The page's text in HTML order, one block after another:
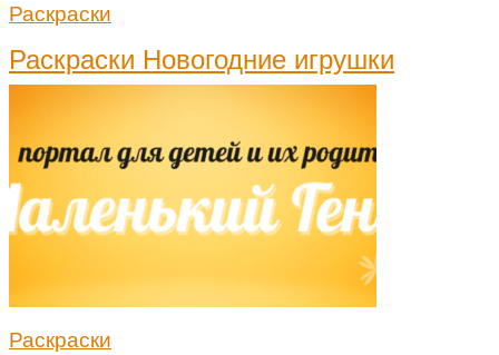
Раскраски
Раскраски Новогодние игрушки
Раскраски